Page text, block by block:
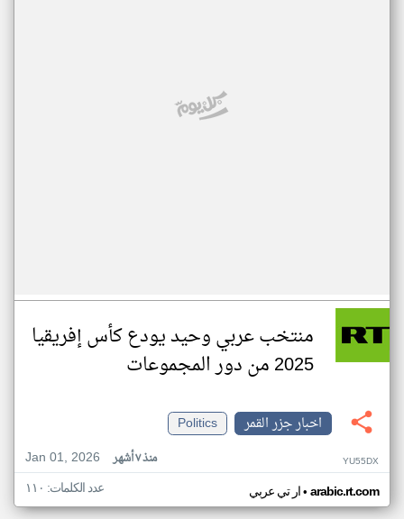
منتخب عربي وحيد يودع كأس إفريقيا
2025 من دور المجموعات
اخبار جزر القمر
Politics
Jan 01, 2026
منذ ٧ أشهر YU55DX
ار تي عربي• arabic.rt.com عدد الكلمات: ١١٠